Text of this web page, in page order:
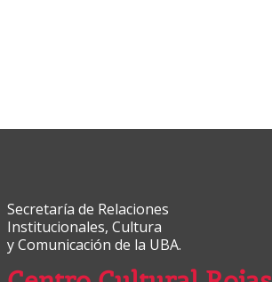
Secretaría de Relaciones
Institucionales, Cultura
y Comunicación de la UBA.